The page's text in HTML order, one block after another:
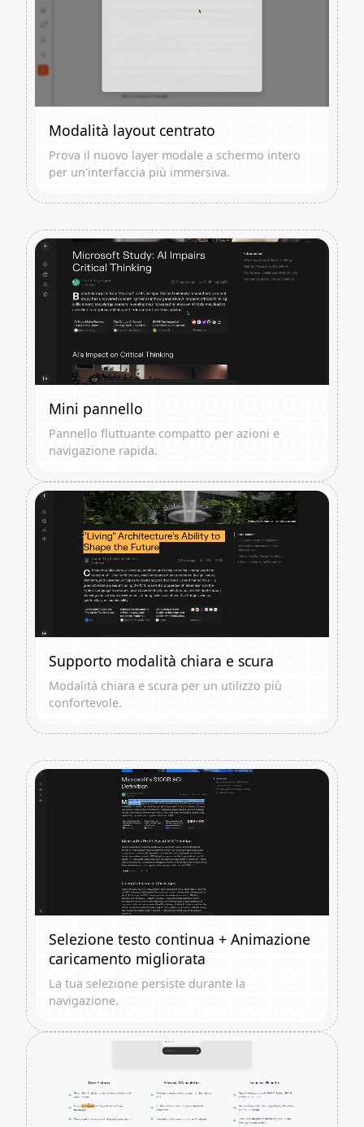
Modalità layout centrato
Prova il nuovo layer modale a schermo intero
per un'interfaccia più immersiva.
Mini pannello
Pannello fluttuante compatto per azioni e
navigazione rapida.
Supporto modalità chiara e scura
Modalità chiara e scura per un utilizzo più
confortevole.
Selezione testo continua + Animazione
caricamento migliorata
La tua selezione persiste durante la
navigazione.